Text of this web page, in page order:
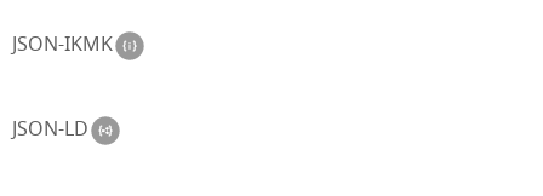
JSON-IKMK
JSON-LD